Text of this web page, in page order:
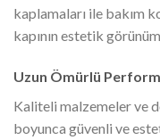
kaplamaları ile bakım
kapının estetik
Uzun Ömürlü
Kaliteli malzemeler ve
boyunca güvenli ve